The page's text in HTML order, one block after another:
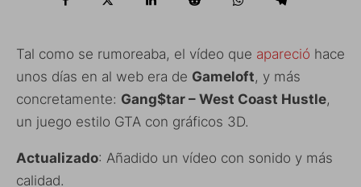
Tal como se rumoreaba, el vídeo que apareció hace
unos días en al web era de Gameloft, y más
concretamente: Gang$tar – West Coast Hustle,
un juego estilo GTA con gráficos 3D.
Actualizado: Añadido un vídeo con sonido y más
calidad.